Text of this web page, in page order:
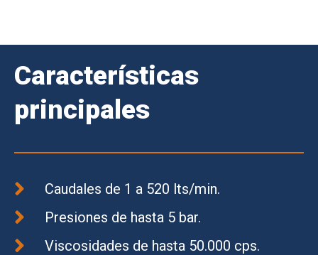
Características
principales
Caudales de 1 a 520 lts/min.
Presiones de hasta 5 bar.
Viscosidades de hasta 50.000 cps.